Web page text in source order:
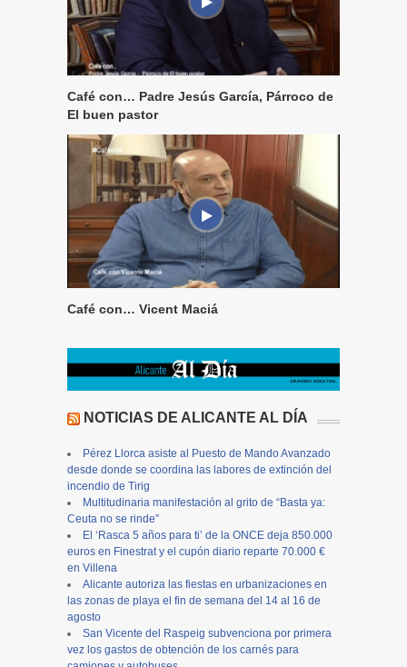
Café con… Padre Jesús García, Párroco de
El buen pastor
Café con… Vicent Maciá
NOTICIAS DE ALICANTE AL DÍA
Pérez Llorca asiste al Puesto de Mando Avanzado
desde donde se coordina las labores de extinción del
incendio de Tirig
Multitudinaria manifestación al grito de “Basta ya:
Ceuta no se rinde”
El ‘Rasca 5 años para ti’ de la ONCE deja 850.000
euros en Finestrat y el cupón diario reparte 70.000 €
en Villena
Alicante autoriza las fiestas en urbanizaciones en
las zonas de playa el fin de semana del 14 al 16 de
agosto
San Vicente del Raspeig subvenciona por primera
vez los gastos de obtención de los carnés para